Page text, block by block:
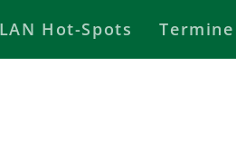
Hot-Spots Termine